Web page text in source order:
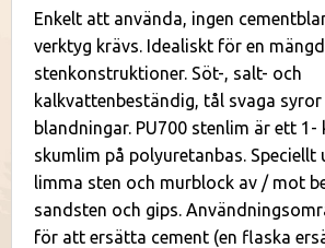
Enkelt att använda, ingen
verktyg krävs. Idealiskt för en
stenkonstruktioner. Söt-, salt- och
kalkvattenbeständig, tål svaga
blandningar. PU700 stenlim är ett
skumlim på polyuretanbas.
limma sten och murblock av / mot
sandsten och gips.
för att ersätta cement (en flaska